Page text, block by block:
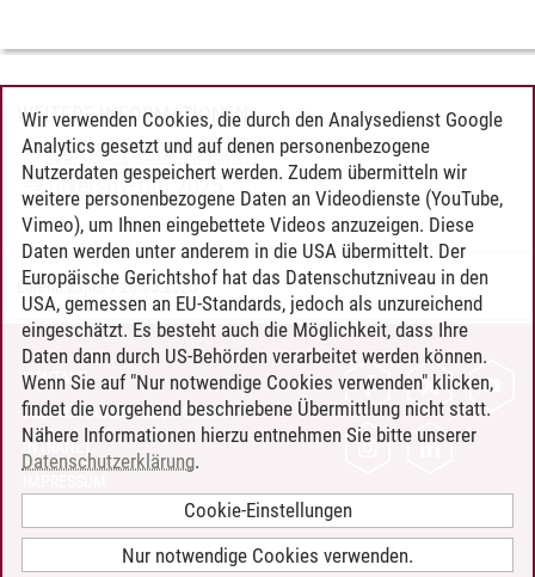
WEITERE INFORMATIONEN
QuARG (AStA-Referat)
Diversity-Tag 2025
Lorena Zapke/ 26.05.2025
KONTAKT
LEUPHANA ALS ARBEITGEBER
INTRANET
BARRIEREFREIHEIT
Wir verwenden Cookies, die durch den Analysedienst Google
Analytics gesetzt und auf denen personenbezogene
Nutzerdaten gespeichert werden. Zudem übermitteln wir
weitere personenbezogene Daten an Videodienste (YouTube,
Vimeo), um Ihnen eingebettete Videos anzuzeigen. Diese
Daten werden unter anderem in die USA übermittelt. Der
Europäische Gerichtshof hat das Datenschutzniveau in den
USA, gemessen an EU-Standards, jedoch als unzureichend
eingeschätzt. Es besteht auch die Möglichkeit, dass Ihre
Daten dann durch US-Behörden verarbeitet werden können.
Wenn Sie auf "Nur notwendige Cookies verwenden" klicken,
findet die vorgehend beschriebene Übermittlung nicht statt.
Nähere Informationen hierzu entnehmen Sie bitte unserer
Datenschutzerklärung.
Cookie-Einstellungen
Nur notwendige Cookies verwenden.